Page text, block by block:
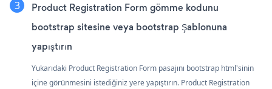
Product Registration Form gömme kodunu
bootstrap sitesine veya bootstrap Şablonuna
yapıştırın
Yukarıdaki Product Registration Form pasajını bootstrap html'sinin
içine görünmesini istediğiniz yere yapıştırın. Product Registration